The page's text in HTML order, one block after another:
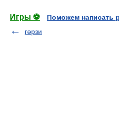
Игры ⚽
Поможем написать
гөрзи